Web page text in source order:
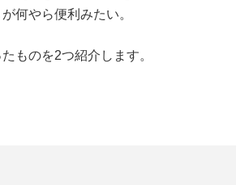
何やら便利みたい。
ものを2つ紹介します。